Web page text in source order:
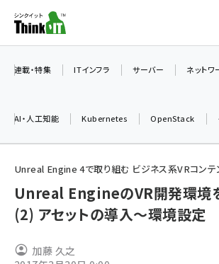
ン
ツ
加藤銘のチーム貢献～仲間と築い
iot女子会 (2295)
連載・特集 ITインフラ サーバー ネットワ
AI・人工知能 Kubernetes OpenStack
Unreal Engine 4で取り組む ビジネス系VRコンテ
Unreal EngineのVR開発環境
(2) アセットの導入～環境設定
加藤 久之